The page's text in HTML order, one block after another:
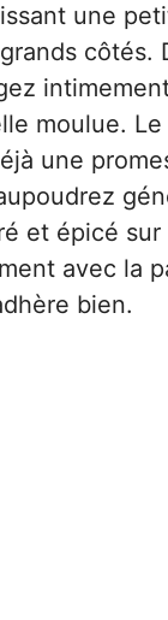
une
côtés.
moulue.
une
et épicé sur
avec la
bien.